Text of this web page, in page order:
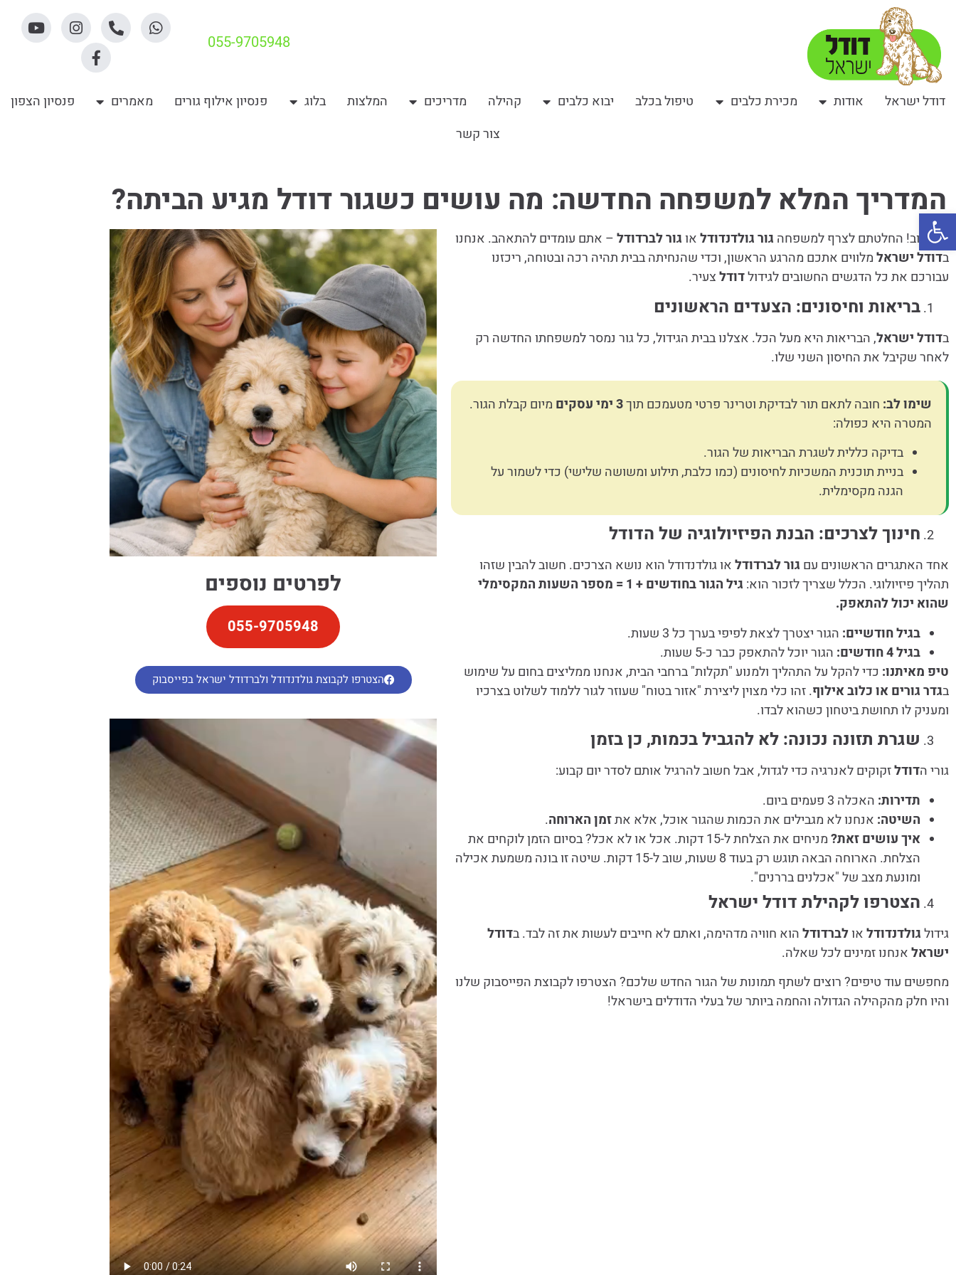
055-9705948
דודל ישראל אודות מכירת כלבים טיפול בכלב יבוא כלבים קהילה מדריכים המלצות בלוג פנסיון אילוף גורים מאמרים
פנסיון הצפון
צור קשר
המדריך המלא למשפחה החדשה: מה עושים כשגור דודל מגיע הביתה?
מזל טוב! החלטתם לצרף למשפחה גור גולדנדודלאוגור לברדודל– אתם עומדים להתאהב. אנחנו
בדודל ישראלמלווים אתכם מהרגע הראשון, וכדי שהנחיתה בבית תהיה רכה ובטוחה, ריכזנו
עבורכם את כל הדגשים החשובים לגידולדודלצעיר.
בריאות וחיסונים: הצעדים הראשונים
בדודל ישראל, הבריאות היא מעל הכל. אצלנו בבית הגידול, כל גור נמסר למשפחתו החדשה רק
לאחר שקיבל את החיסון השני שלו.
שימו לב: חובה לתאם תור לבדיקת וטרינר פרטי מטעמכם תוך3 ימי עסקים
מיום קבלת הגור.
המטרה היא כפולה:
בדיקה כללית לשגרת הבריאות של הגור.
בניית תוכנית המשכיות לחיסונים (כמו כלבת, תילוע ומשושה שלישי) כדי לשמור על
הגנה מקסימלית.
חינוך לצרכים: הבנת הפיזיולוגיה של הדודל
אחד האתגרים הראשונים עם גור לברדודלאו גולדנדודל הוא נושא הצרכים. חשוב להבין שזהו
תהליך פיזיולוגי. הכלל שצריך לזכור הוא:
גיל הגור בחודשים + 1 = מספר השעות המקסימלי
שהוא יכול להתאפק.
בגיל חודשיים: הגור יצטרך לצאת לפיפי בערך כל 3 שעות.
בגיל 4 חודשים:
הגור יוכל להתאפק כבר כ-5 שעות.
טיפ מאיתנו: כדי להקל על התהליך ולמנוע "תקלות" ברחבי הבית, אנחנו ממליצים בחום על שימוש
בגדר גורים או כלוב אילוף. זהו כלי מצוין ליצירת "אזור בטוח" שעוזר לגור ללמוד לשלוט בצרכיו
ומעניק לו תחושת ביטחון כשהוא לבדו.
שגרת תזונה נכונה: לא להגביל בכמות, כן בזמן
גורי הדודלזקוקים לאנרגיה כדי לגדול, אבל חשוב להרגיל אותם לסדר יום קבוע:
תדירות: האכלה 3 פעמים ביום.
השיטה: אנחנו לא מגבילים את הכמות שהגור אוכל, אלא אתזמן הארוחה.
איך עושים זאת?
מניחים את הצלחת ל-15 דקות. אכל או לא אכל? בסיום הזמן לוקחים את
הצלחת. הארוחה הבאה תוגש רק בעוד 8 שעות, שוב ל-15 דקות. שיטה זו בונה משמעת אכילה
ומונעת מצב של "אכלנים בררנים".
הצטרפו לקהילת דודל ישראל
גידולגולדנדודלאולברדודלהוא חוויה מדהימה, ואתם לא חייבים לעשות את זה לבד. בדודל
ישראלאנחנו זמינים לכל שאלה.
מחפשים עוד טיפים? רוצים לשתף תמונות של הגור החדש שלכם? הצטרפו לקבוצת הפייסבוק שלנו
והיו חלק מהקהילה הגדולה והחמה ביותר של בעלי הדודלים בישראל!
לפרטים נוספים
055-9705948
הצטרפו לקבוצת גולדנדודל ולברדודל ישראל בפייסבוק
פתח סרגל נגישות